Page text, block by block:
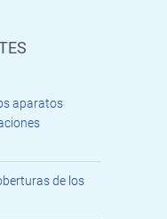
aparatos
de los